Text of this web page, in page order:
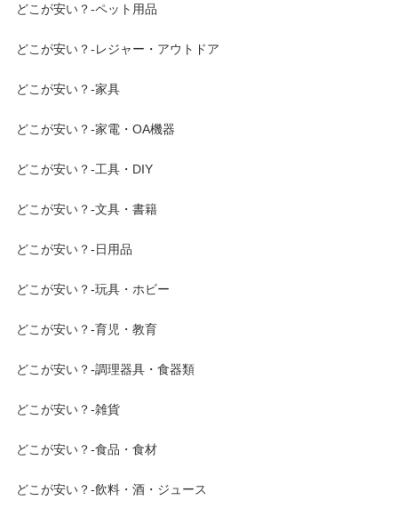
どこが安い？-ペット用品
どこが安い？-レジャー・アウトドア
どこが安い？-家具
どこが安い？-家電・OA機器
どこが安い？-工具・DIY
どこが安い？-文具・書籍
どこが安い？-日用品
どこが安い？-玩具・ホビー
どこが安い？-育児・教育
どこが安い？-調理器具・食器類
どこが安い？-雑貨
どこが安い？-食品・食材
どこが安い？-飲料・酒・ジュース